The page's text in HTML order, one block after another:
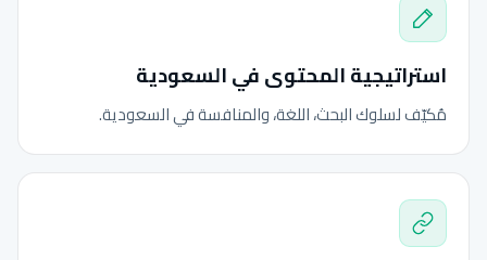
استراتيجية المحتوى في السعودية
مُكيّف لسلوك البحث، اللغة، والمنافسة في السعودية.